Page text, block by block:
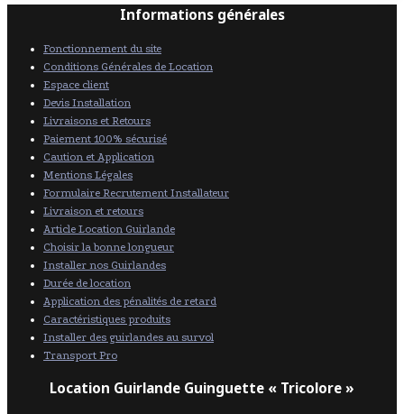
Informations générales
Fonctionnement du site
Conditions Générales de Location
Espace client
Devis Installation
Livraisons et Retours
Paiement 100% sécurisé
Caution et Application
Mentions Légales
Formulaire Recrutement Installateur
Livraison et retours
Article Location Guirlande
Choisir la bonne longueur
Installer nos Guirlandes
Durée de location
Application des pénalités de retard
Caractéristiques produits
Installer des guirlandes au survol
Transport Pro
Location Guirlande Guinguette « Tricolore »